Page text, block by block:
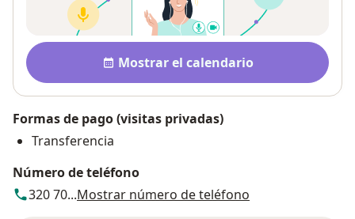
Disponibilidad
Mostrar el calendario
Formas de pago (visitas privadas)
Transferencia
Número de teléfono
320 70...Mostrar número de teléfono